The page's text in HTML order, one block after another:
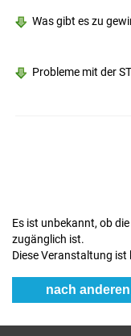
Was gibt es zu
Probleme mit der
Es ist unbekannt, ob
zugänglich ist.
Diese Veranstaltung ist
nach